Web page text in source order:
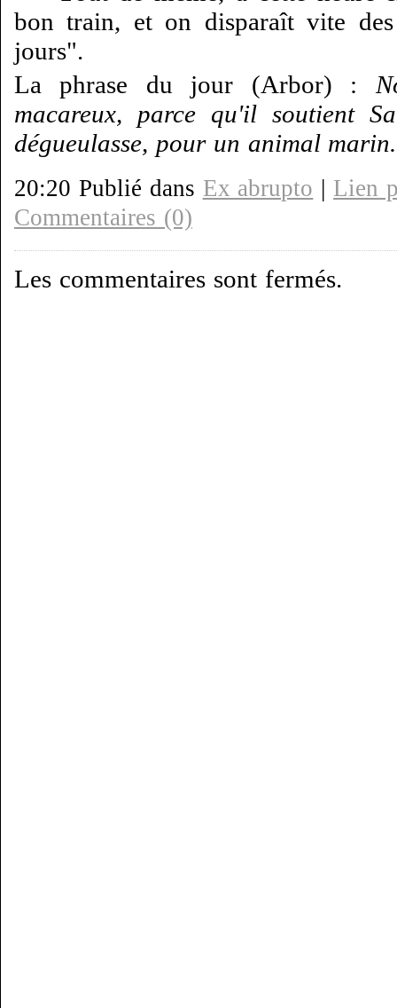
bon train, et on disparaît vite
jours".
La phrase du jour (Arbor) :
macareux, parce qu'il soutient
dégueulasse, pour un animal marin.
20:20 Publié dans Ex abrupto | Lien
Commentaires (0)
Les commentaires sont fermés.